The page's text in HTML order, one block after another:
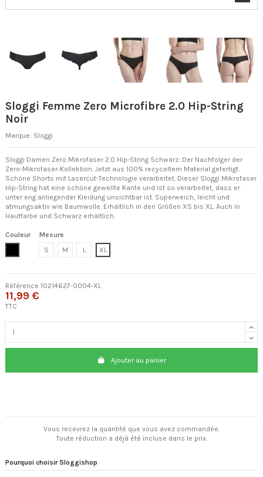
Sloggi Femme Zero Microfibre 2.0 Hip-String
Noir
Marque: Sloggi
Sloggi Damen Zero Mikrofaser 2.0 Hip-String Schwarz: Der Nachfolger der
Zero-Mikrofaser-Kollektion. Jetzt aus 100% recyceltem Material gefertigt.
Schöne Shorts mit Lasercut-Technologie verarbeitet. Dieser Sloggi Mikrofaser
Hip-String hat eine schöne gewellte Kante und ist so verarbeitet, dass er
unter eng anliegender Kleidung unsichtbar ist. Superweich, leicht und
atmungsaktiv wie Baumwolle. Erhältlich in den Größen XS bis XL. Auch in
Hautfarbe und Schwarz erhältlich.
Couleur
Mesure
S
M L XL
Référence 10214627-0004-XL
11,99 €
TTC
Ajouter au panier
Vous recevrez la quantité que vous avez commandée.
Toute réduction a déjà été incluse dans le prix.
Pourquoi choisir Sloggishop